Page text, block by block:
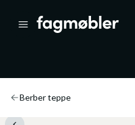
Berber teppe